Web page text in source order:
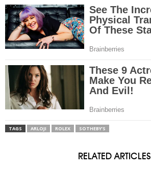
TAGS ARLOJI ROLEX SOTHEBY’S
RELATED ARTICLES